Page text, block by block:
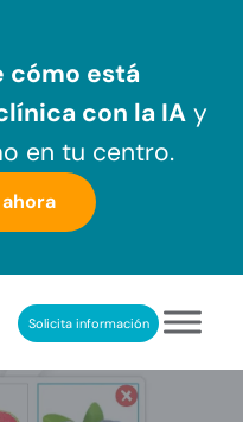
cómo está
con la IA y
en tu centro.
Solicita información